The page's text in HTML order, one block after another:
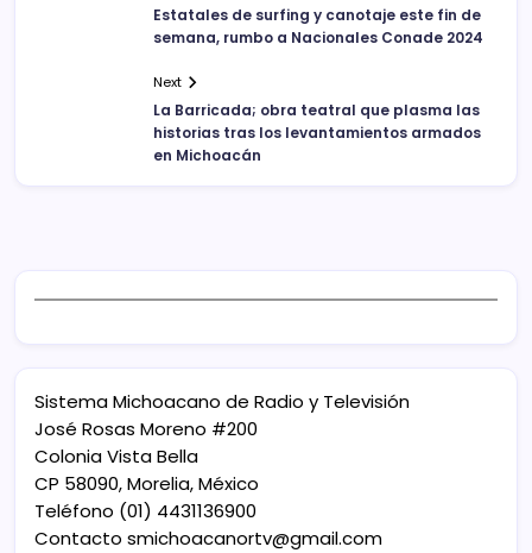
Estatales de surfing y canotaje este fin de
semana, rumbo a Nacionales Conade 2024
Next
La Barricada; obra teatral que plasma las
historias tras los levantamientos armados
en Michoacán
Sistema Michoacano de Radio y Televisión
José Rosas Moreno #200
Colonia Vista Bella
CP 58090, Morelia, México
Teléfono (01) 4431136900
Contacto smichoacanortv@gmail.com